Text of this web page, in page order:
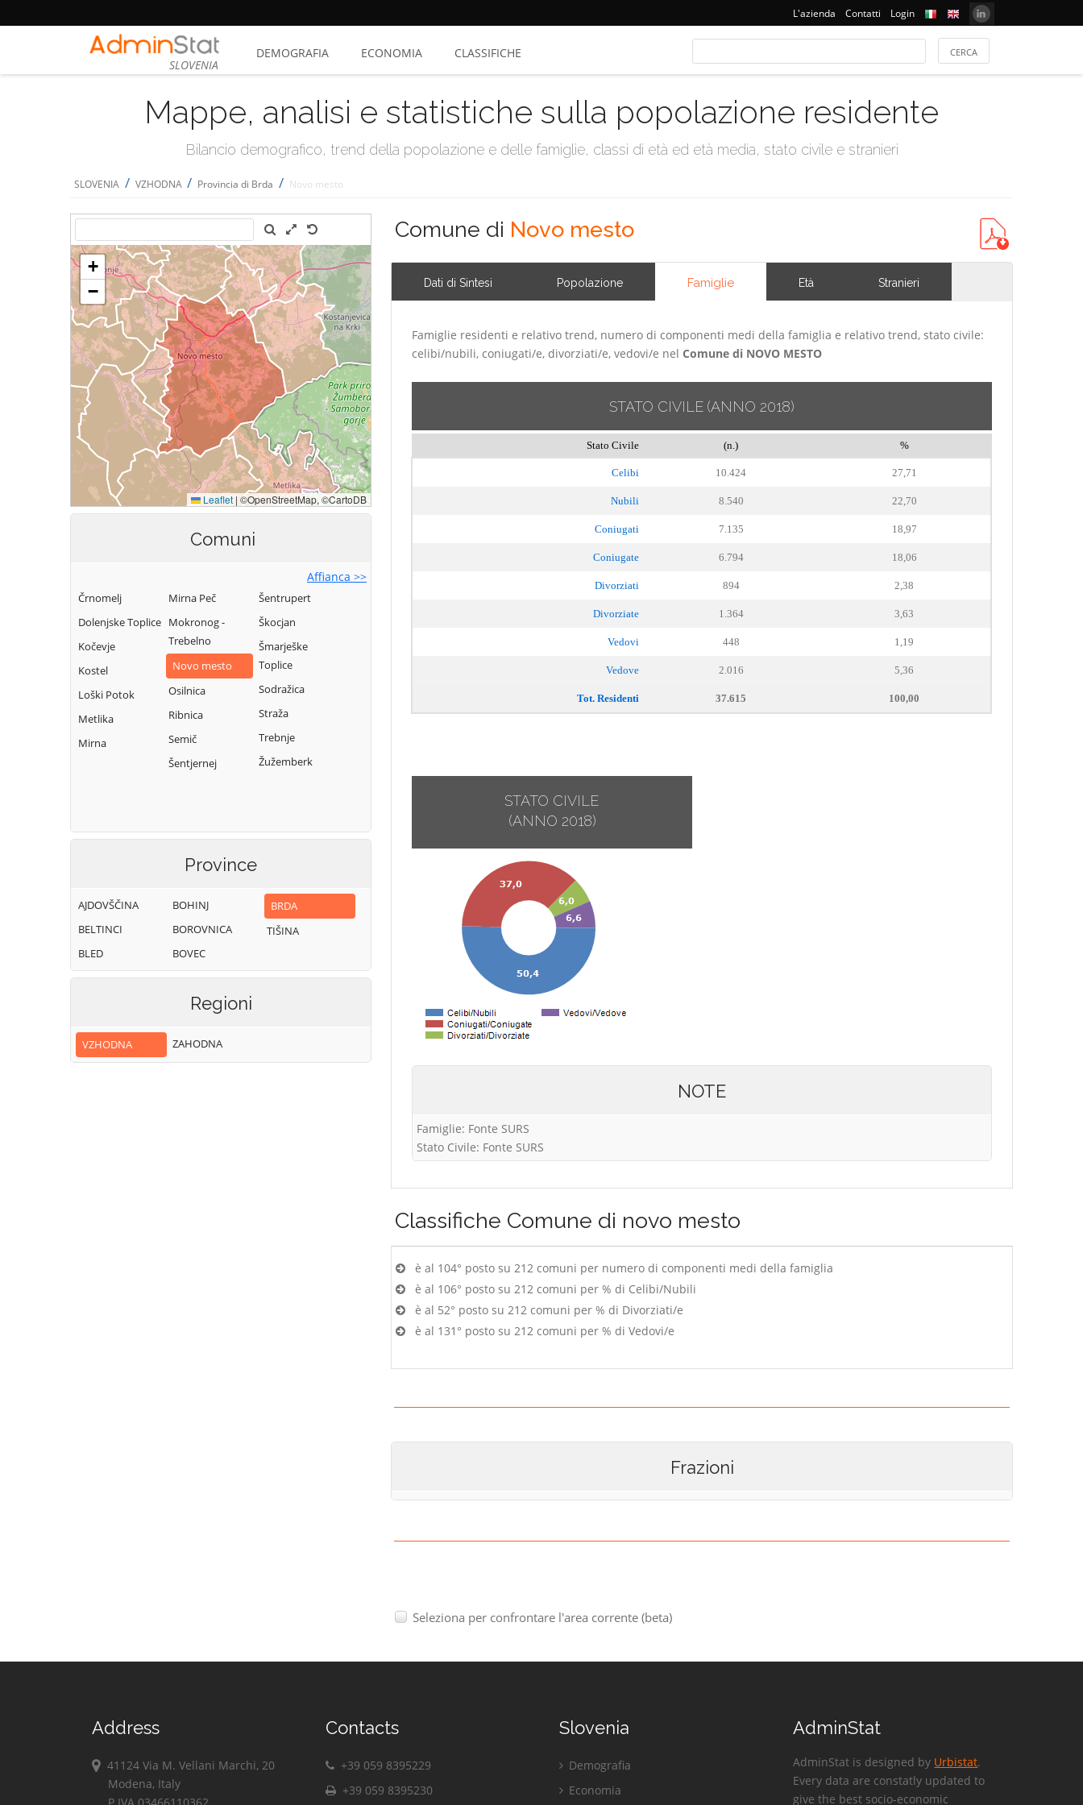
L'azienda Contatti Login
SLOVENIA
DEMOGRAFIA ECONOMIA CLASSIFICHE
Mappe, analisi e statistiche sulla popolazione residente
Bilancio demografico, trend della popolazione e delle famiglie, classi di età ed età media, stato civile e stranieri
SLOVENIA / VZHODNA / Provincia di Brda / Novo mesto
Comuni
Affianca >>
Črnomelj
Dolenjske Toplice
Kočevje
Kostel
Loški Potok
Metlika
Mirna
Mirna Peč
Mokronog -
Trebelno
Novo mesto
Osilnica
Ribnica
Semič
Šentjernej
Šentrupert
Škocjan
Šmarješke
Toplice
Sodražica
Straža
Trebnje
Žužemberk
Province
AJDOVŠČINA
BELTINCI
BLED
BOHINJ
BOROVNICA
BOVEC
BRDA
TIŠINA
Regioni
VZHODNA ZAHODNA
Comune di Novo mesto
Dati di Sintesi Popolazione Famiglie Età Stranieri
Famiglie residenti e relativo trend, numero di componenti medi della famiglia e relativo trend, stato civile:
celibi/nubili, coniugati/e, divorziati/e, vedovi/e nel Comune di NOVO MESTO
STATO CIVILE (ANNO 2018)
Stato Civile (n.) %
Celibi 10.424 27,71
Nubili 8.540 22,70
Coniugati 7.135 18,97
Coniugate 6.794 18,06
Divorziati 894 2,38
Divorziate 1.364 3,63
Vedovi 448 1,19
Vedove 2.016 5,36
Tot. Residenti 37.615 100,00
STATO CIVILE
(ANNO 2018)
NOTE
Famiglie: Fonte SURS
Stato Civile: Fonte SURS
Classifiche Comune di novo mesto
è al 104° posto su 212 comuni per numero di componenti medi della famiglia
è al 106° posto su 212 comuni per % di Celibi/Nubili
è al 52° posto su 212 comuni per % di Divorziati/e
è al 131° posto su 212 comuni per % di Vedovi/e
Frazioni
Seleziona per confrontare l'area corrente (beta)
Address
41124 Via M. Vellani Marchi, 20
Modena, Italy
Contacts
+39 059 8395229
+39 059 8395230
Slovenia
Demografia
Economia
AdminStat
AdminStat is designed by Urbistat.
Every data are constatly updated to
give the best socio-economic